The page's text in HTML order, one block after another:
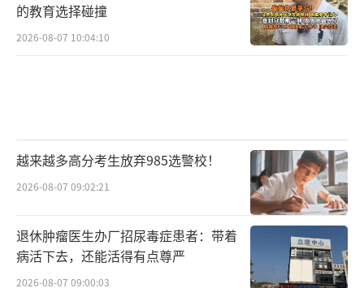
的教育选择碰撞
2026-08-07 10:04:10
越来越多高分考生放弃985选警校！
2026-08-07 09:02:21
退休肿瘤医生办厂招尿毒症患者：带着
病活下去，还能活得有点尊严
2026-08-07 09:00:03